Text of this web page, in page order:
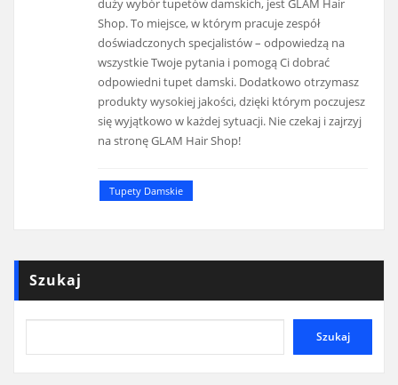
duży wybór tupetów damskich, jest GLAM Hair
Shop. To miejsce, w którym pracuje zespół
doświadczonych specjalistów – odpowiedzą na
wszystkie Twoje pytania i pomogą Ci dobrać
odpowiedni tupet damski. Dodatkowo otrzymasz
produkty wysokiej jakości, dzięki którym poczujesz
się wyjątkowo w każdej sytuacji. Nie czekaj i zajrzyj
na stronę GLAM Hair Shop!
Tupety Damskie
Szukaj
Szukaj